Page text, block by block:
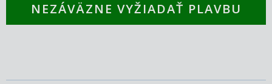
NEZÁVÄZNE VYŽIADAŤ PLAVBU